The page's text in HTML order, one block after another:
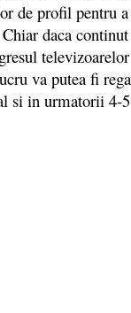
de profil pentru
daca
va putea fi
si in urmatorii 4-